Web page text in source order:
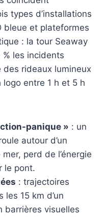
types d’installations
bleue et plateformes
: la tour Seaway
les incidents
des rideaux lumineux
entre 1 h et 5 h
panique » : un
autour d’un
perd de l’énergie
le pont.
: trajectoires
15 km d’un
barrières visuelles